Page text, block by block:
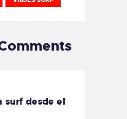
surf desde el